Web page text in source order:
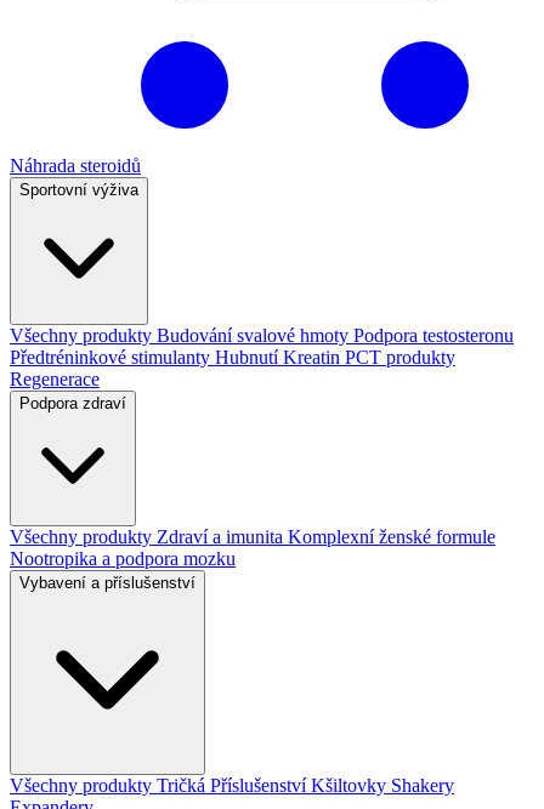
Náhrada steroidů
Sportovní výživa
Všechny produkty Budování svalové hmoty Podpora testosteronu
Předtréninkové stimulanty HubnutíKreatin PCT produkty
Regenerace
Podpora zdraví
Všechny produkty Zdraví a imunita Komplexní ženské formule
Nootropika a podpora mozku
Vybavení a příslušenství
Všechny produkty Tričká PříslušenstvíKšiltovky Shakery